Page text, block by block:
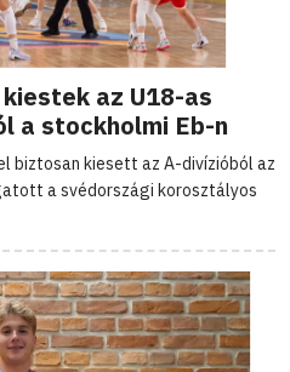
az U18-as
a stockholmi Eb-n
biztosan kiesett az A-divízióból az
a svédországi korosztályos